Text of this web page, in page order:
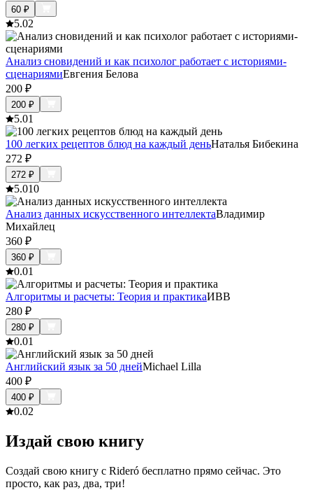
60 ₽
5.02
Анализ сновидений и как психолог работает с историями-
сценариямиЕвгения Белова
200 ₽
200 ₽
5.01
100 легких рецептов блюд на каждый деньНаталья Бибекина
272 ₽
272 ₽
5.010
Анализ данных искусственного интеллектаВладимир
Михайлец
360 ₽
360 ₽
0.01
Алгоритмы и расчеты: Теория и практикаИВВ
280 ₽
280 ₽
0.01
Английский язык за 50 днейMichael Lilla
400 ₽
400 ₽
0.02
Издай свою книгу
Создай свою книгу с Rideró бесплатно прямо сейчас. Это
просто, как раз, два, три!